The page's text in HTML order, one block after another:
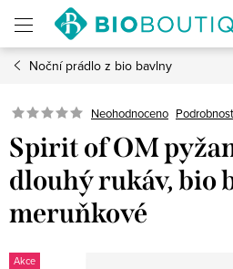
obsah
Noční prádlo z bio bavlny
Neohodnoceno
Spirit of OM
dlouhý rukáv, bio
meruňkové
Akce